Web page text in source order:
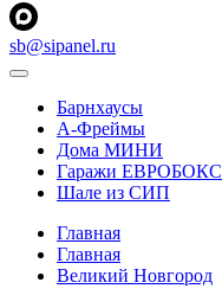
sb@sipanel.ru
Барнхаусы
А-Фреймы
Дома МИНИ
Гаражи ЕВРОБОКС
Шале из СИП
Главная
Главная
Великий Новгород